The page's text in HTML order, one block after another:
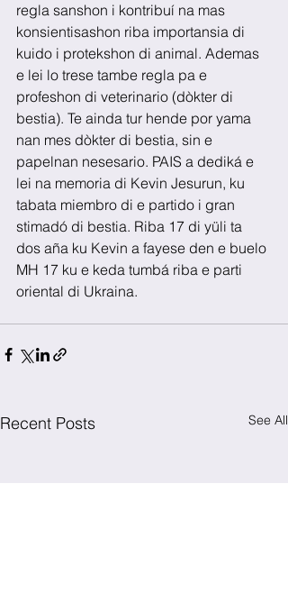
regla sanshon i kontribuí na mas
konsientisashon riba importansia di
kuido i protekshon di animal. Ademas
e lei lo trese tambe regla pa e
profeshon di veterinario (dòkter di
bestia). Te ainda tur hende por yama
nan mes dòkter di bestia, sin e
papelnan nesesario. PAIS a dediká e
lei na memoria di Kevin Jesurun, ku
tabata miembro di e partido i gran
stimadó di bestia. Riba 17 di yüli ta
dos aña ku Kevin a fayese den e buelo
MH 17 ku e keda tumbá riba e parti
oriental di Ukraina.
Recent Posts See All